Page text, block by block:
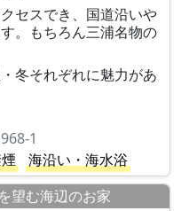
セスでき、国道沿いや
。もちろん三浦名物の
冬それぞれに魅力があ
1
海沿い・海水浴
望む海辺のお家